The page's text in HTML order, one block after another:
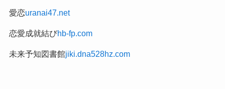
愛恋uranai47.net
恋愛成就結びhb-fp.com
未来予知図書館jiki.dna528hz.com